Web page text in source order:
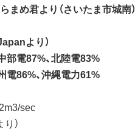
君より（さいたま市城南）
より）
部電87%、北陸電83%
電86%、沖縄電力61%
sec
）